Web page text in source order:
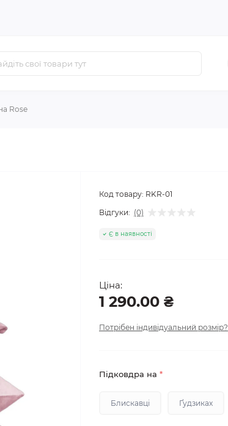
Rose
Код товару: RKR-01
Відгуки: (0)
Є в наявності
Ціна:
1 290.00 ₴
Потрібен індивідуальний розмір?
Підковдра на *
Блискавці Ґудзиках